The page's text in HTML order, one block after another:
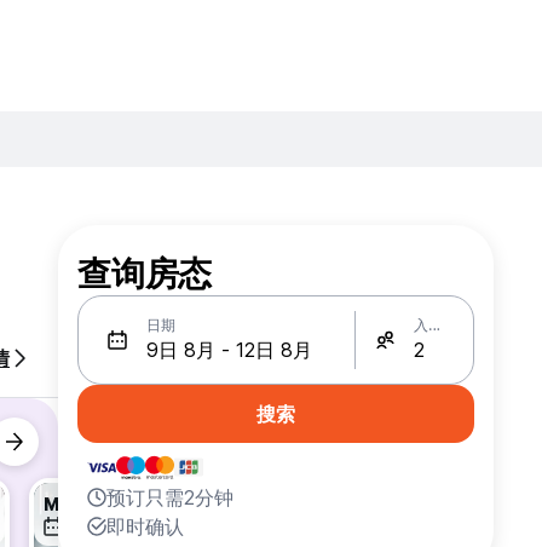
Moto Maui
13日 8月
查询房态
日期 入住人数
搜索
预订只需2分钟
即时确认